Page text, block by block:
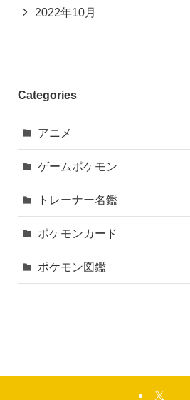
2022年10月
Categories
アニメ
ゲームポケモン
トレーナー名鑑
ポケモンカード
ポケモン図鑑